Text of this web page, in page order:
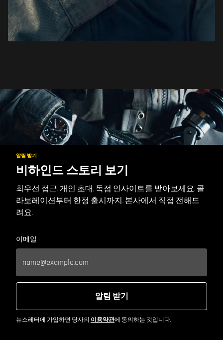
알림 받기
비하인드 스토리 보기
최우선 접근, 개인 초대, 독점 인사이트를 받아보세요. 콜
라보레이션부터 한정 출시까지. 본사에서 직접 전해드
려요.
이메일
알림 받기
뉴스레터에 가입하면 당사의 이용약관에 동의하는 것입니다.